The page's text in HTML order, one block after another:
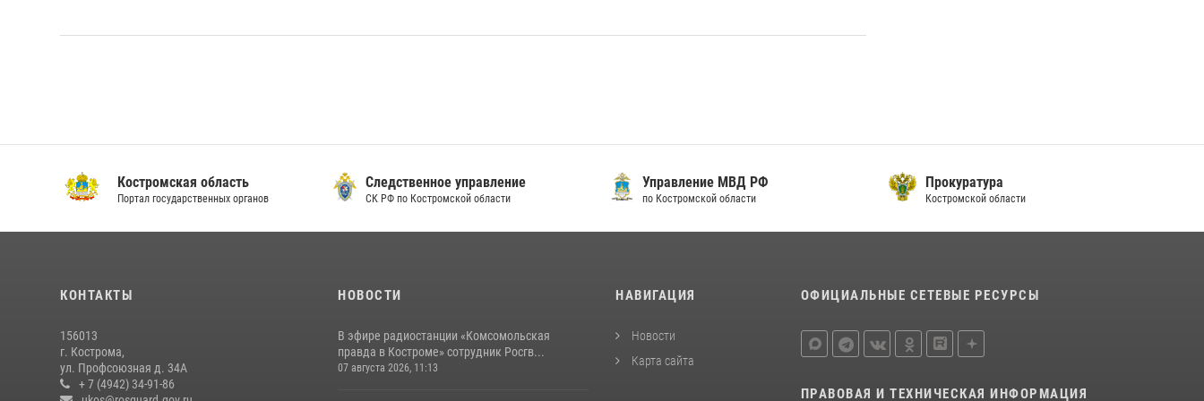
Костромская область
Портал государственных органов
Следственное управление
СК РФ по Костромской области
Управление МВД РФ
по Костромской области
Прокуратура
Костромской области
КОНТАКТЫ
156013
г. Кострома,
ул. Профсоюзная д. 34А
+ 7 (4942) 34-91-86
НОВОСТИ
В эфире радиостанции «Комсомольская
правда в Костроме» сотрудник Росгв...
07 августа 2026, 11:13
НАВИГАЦИЯ
Новости
Карта сайта
ОФИЦИАЛЬНЫЕ СЕТЕВЫЕ РЕСУРСЫ
ПРАВОВАЯ И ТЕХНИЧЕСКАЯ ИНФОРМАЦИЯ